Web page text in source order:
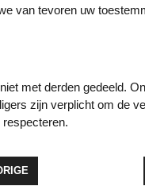
van tevoren uw
zijn verplicht om de
ARTIKEL: UITZENDING